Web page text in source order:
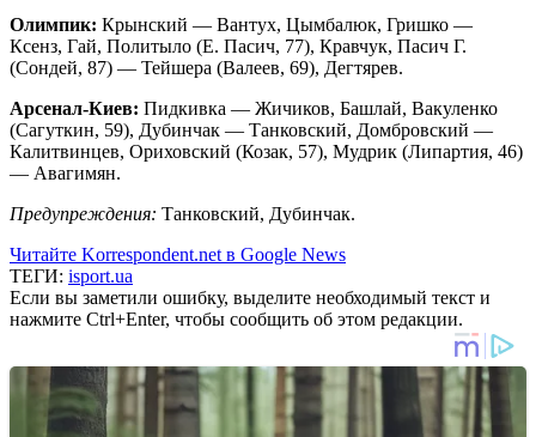
Олимпик: Крынский — Вантух, Цымбалюк, Гришко —
Ксенз, Гай, Политыло (Е. Пасич, 77), Кравчук, Пасич Г.
(Сондей, 87) — Тейшера (Валеев, 69), Дегтярев.
Арсенал-Киев: Пидкивка — Жичиков, Башлай, Вакуленко
(Сагуткин, 59), Дубинчак — Танковский, Домбровский —
Калитвинцев, Ориховский (Козак, 57), Мудрик (Липартия, 46)
— Авагимян.
Предупреждения: Танковский, Дубинчак.
Читайте Korrespondent.net в Google News
ТЕГИ: isport.ua
Если вы заметили ошибку, выделите необходимый текст и
нажмите Ctrl+Enter, чтобы сообщить об этом редакции.